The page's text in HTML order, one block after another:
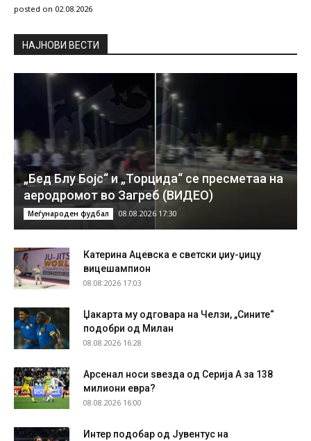
posted on 02.08.2026
НAЈНОВИ ВЕСТИ
„Бед Блу Бојс“ и „Торцида“ се пресметаа на
аеродромот во Загреб (ВИДЕО)
Меѓународен фудбал 08.08.2026 17:30
Катерина Ацевска е светски џиу-џицу
вицешампион
08.08.2026 17:03
Џакарта му одговара на Челзи, „Сините“
подобри од Милан
08.08.2026 16:28
Арсенал носи ѕвезда од Серија А за 138
милиони евра?
08.08.2026 16:00
Интер подобар од Јувентус на